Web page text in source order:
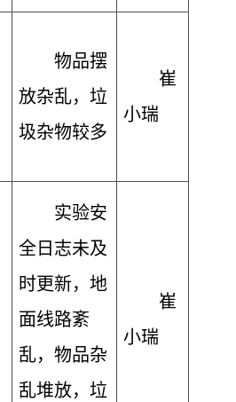
物品摆
放杂乱，垃
圾杂物较多
崔
小瑞
实验安
全日志未及
时更新，地
面线路紊
乱，物品杂
乱堆放，垃
崔
小瑞